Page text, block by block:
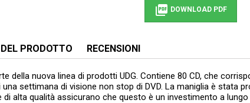
 DOWNLOAD PDF
PRODOTTO RECENSIONI
della nuova linea di prodotti UDG. Contiene 80 CD, che
settimana di visione non stop di DVD. La maniglia è stata
alta qualità assicurano che questo è un investimento a lungo